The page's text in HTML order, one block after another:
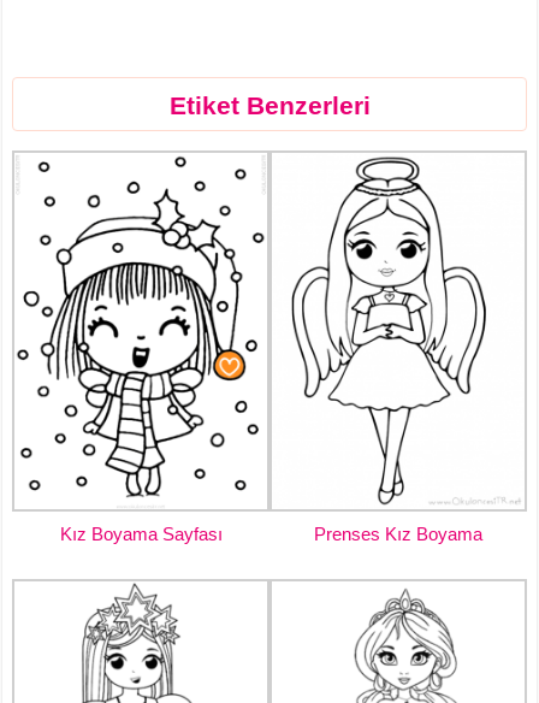
Etiket Benzerleri
Kız Boyama Sayfası Prenses Kız Boyama